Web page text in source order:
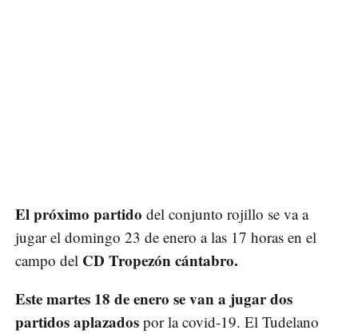
El próximo partido del conjunto rojillo se va a
jugar el domingo 23 de enero a las 17 horas en el
campo del CD Tropezón cántabro.
Este martes 18 de enero se van a jugar dos
partidos aplazados por la covid-19. El Tudelano